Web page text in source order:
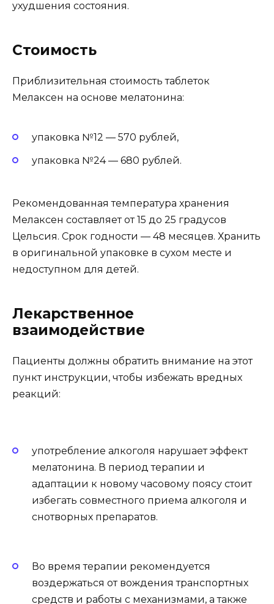
ухудшения состояния.
Стоимость
Приблизительная стоимость таблеток
Мелаксен на основе мелатонина:
упаковка №12 — 570 рублей,
упаковка №24 — 680 рублей.
Рекомендованная температура хранения
Мелаксен составляет от 15 до 25 градусов
Цельсия. Срок годности — 48 месяцев. Хранить
в оригинальной упаковке в сухом месте и
недоступном для детей.
Лекарственное
взаимодействие
Пациенты должны обратить внимание на этот
пункт инструкции, чтобы избежать вредных
реакций:
употребление алкоголя нарушает эффект
мелатонина. В период терапии и
адаптации к новому часовому поясу стоит
избегать совместного приема алкоголя и
снотворных препаратов.
Во время терапии рекомендуется
воздержаться от вождения транспортных
средств и работы с механизмами, а также